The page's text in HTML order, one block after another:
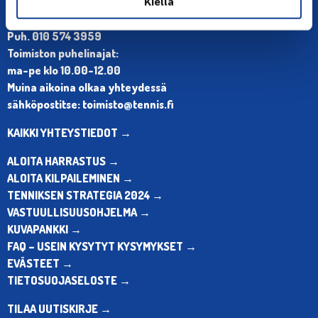
Olympiastadion, Paavo Nurmen tie 1, 00250 Helsinki
Puh. 010 574 3959
Toimiston puhelinajat:
ma-pe klo 10.00-12.00
Muina aikoina olkaa yhteydessä
sähköpostitse: toimisto@tennis.fi
KAIKKI YHTEYSTIEDOT →
ALOITA HARRASTUS →
ALOITA KILPAILEMINEN →
TENNIKSEN STRATEGIA 2024 →
VASTUULLISUUSOHJELMA →
KUVAPANKKI →
FAQ – USEIN KYSYTYT KYSYMYKSET →
EVÄSTEET →
TIETOSUOJASELOSTE →
TILAA UUTISKIRJE →